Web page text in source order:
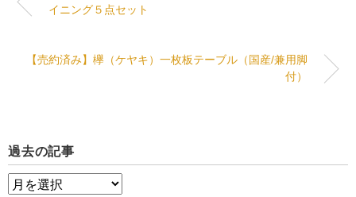
イニング５点セット
【売約済み】欅（ケヤキ）一枚板テーブル（国産/兼用脚
付）
過去の記事
過